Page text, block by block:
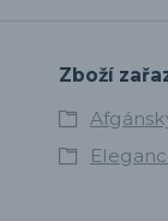
Zboží